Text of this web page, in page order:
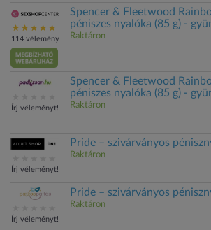
114 vélemény
Spencer & Fleetwood
péniszes nyalóka (85 g) -
Raktáron
Írj véleményt!
Spencer & Fleetwood
péniszes nyalóka (85 g) -
Raktáron
Írj véleményt!
Pride – szivárványos
Raktáron
Írj véleményt!
Pride – szivárványos
Raktáron